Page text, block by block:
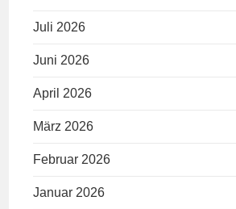
Juli 2026
Juni 2026
April 2026
März 2026
Februar 2026
Januar 2026